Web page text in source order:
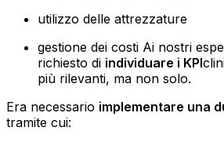
utilizzo delle attrezzature
gestione dei costi‍ Ai nostri
richiesto di individuare i KPI
più rilevanti, ma non solo.
Era necessario implementare una
tramite cui: